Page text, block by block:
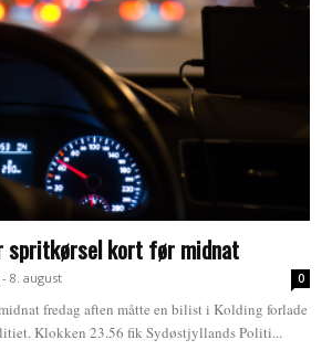
spritkørsel kort før midnat
- 8. august 0
fredag aften måtte en bilist i Kolding forlade
Klokken 23.56 fik Sydøstjyllands Politi...